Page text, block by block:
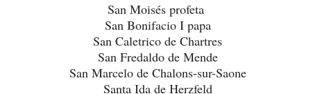
San Moisés profeta
San Bonifacio I papa
San Caletrico de Chartres
San Fredaldo de Mende
San Marcelo de Chalons-sur-Saone
Santa Ida de Herzfeld